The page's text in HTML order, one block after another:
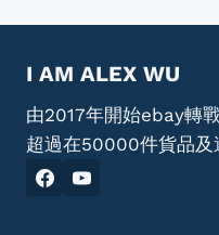
I AM ALEX WU
由2017年開始ebay轉
超過在50000件貨品